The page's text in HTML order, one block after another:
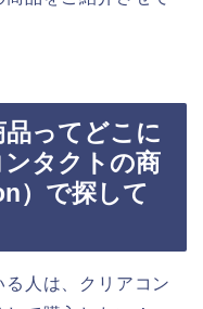
ってどこに
タクトの商
）で探して
人は、クリアコン